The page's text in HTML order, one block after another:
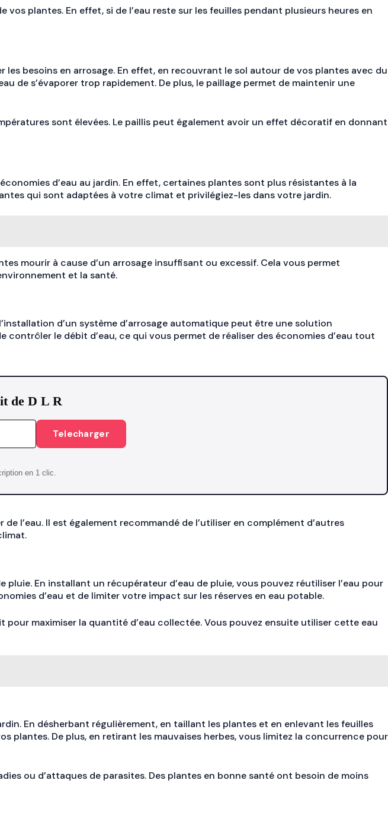
plantes. En effet, si de l’eau reste sur les feuilles pendant plusieurs heures en
besoins en arrosage. En effet, en recouvrant le sol autour de vos plantes avec du
de s’évaporer trop rapidement. De plus, le paillage permet de maintenir une
sont élevées. Le paillis peut également avoir un effet décoratif en donnant
d’eau au jardin. En effet, certaines plantes sont plus résistantes à la
qui sont adaptées à votre climat et privilégiez-les dans votre jardin.
mourir à cause d’un arrosage insuffisant ou excessif. Cela vous permet
et la santé.
d’un système d’arrosage automatique peut être une solution
le débit d’eau, ce qui vous permet de réaliser des économies d’eau tout
de D L R
Telecharger
en 1 clic.
l’eau. Il est également recommandé de l’utiliser en complément d’autres
En installant un récupérateur d’eau de pluie, vous pouvez réutiliser l’eau pour
d’eau et de limiter votre impact sur les réserves en eau potable.
maximiser la quantité d’eau collectée. Vous pouvez ensuite utiliser cette eau
En désherbant régulièrement, en taillant les plantes et en enlevant les feuilles
plantes. De plus, en retirant les mauvaises herbes, vous limitez la concurrence pour
ou d’attaques de parasites. Des plantes en bonne santé ont besoin de moins